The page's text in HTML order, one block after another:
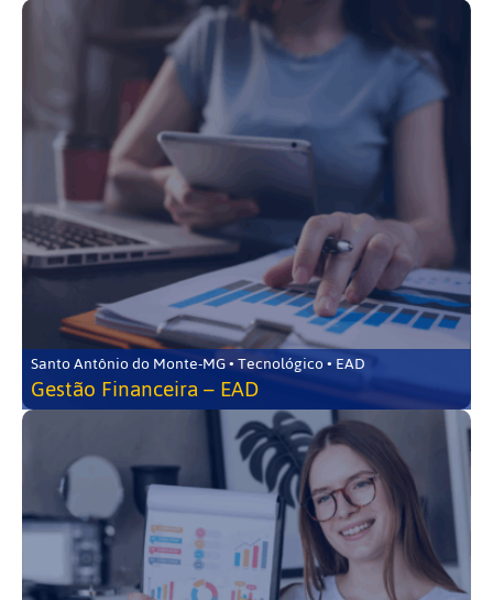
Santo Antônio do Monte-MG • Tecnológico • EAD
Gestão Financeira – EAD